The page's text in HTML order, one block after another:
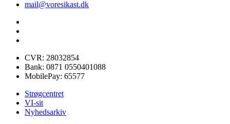
mail@voresikast.dk
CVR: 28032854
Bank: 0871 0550401088
MobilePay: 65577
Strøgcentret
VI-sit
Nyhedsarkiv